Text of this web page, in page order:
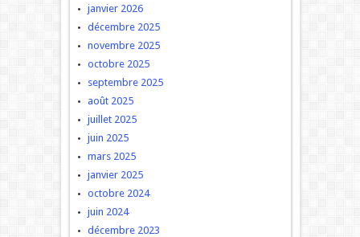
janvier 2026
décembre 2025
novembre 2025
octobre 2025
septembre 2025
août 2025
juillet 2025
juin 2025
mars 2025
janvier 2025
octobre 2024
juin 2024
décembre 2023